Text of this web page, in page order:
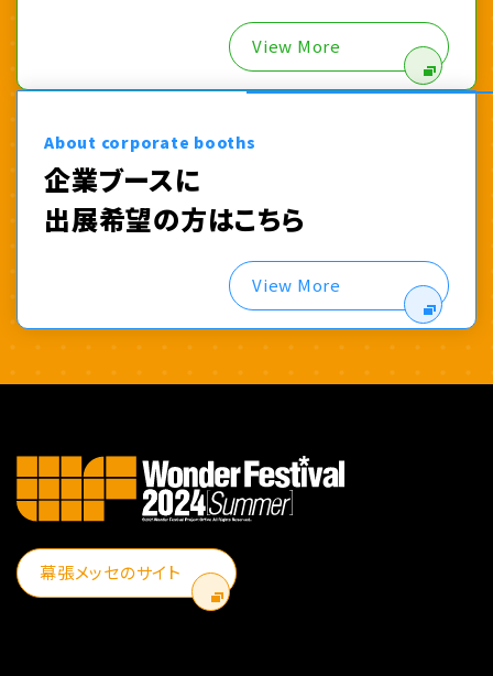
View More
About corporate booths
企業ブースに
出展希望の方はこちら
View More
幕張メッセのサイト